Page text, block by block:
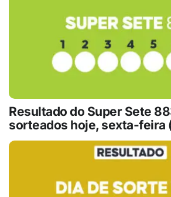
Resultado do Super Sete
sorteados hoje, sexta-feira